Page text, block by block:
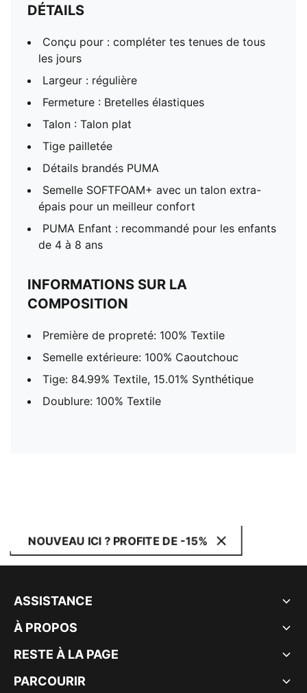
DÉTAILS
Conçu pour : compléter tes tenues de tous
les jours
Largeur : régulière
Fermeture : Bretelles élastiques
Talon : Talon plat
Tige pailletée
Détails brandés PUMA
Semelle SOFTFOAM+ avec un talon extra-
épais pour un meilleur confort
PUMA Enfant : recommandé pour les enfants
de 4 à 8 ans
INFORMATIONS SUR LA
COMPOSITION
Première de propreté: 100% Textile
Semelle extérieure: 100% Caoutchouc
Tige: 84.99% Textile, 15.01% Synthétique
Doublure: 100% Textile
NOUVEAU ICI ? PROFITE DE -15%
ASSISTANCE
À PROPOS
RESTE À LA PAGE
PARCOURIR